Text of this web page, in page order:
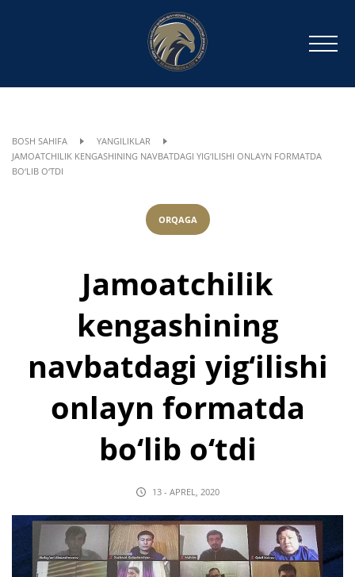
BOSH SAHIFA
YANGILIKLAR
JAMOATCHILIK KENGASHINING NAVBATDAGI YIG‘ILISHI ONLAYN FORMATDA
BO‘LIB O‘TDI
ORQAGA
Jamoatchilik
kengashining
navbatdagi yig‘ilishi
onlayn formatda
bo‘lib o‘tdi
13 - APREL, 2020